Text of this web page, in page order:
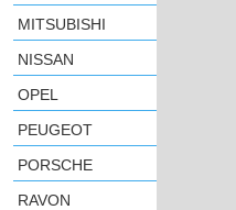
MITSUBISHI
NISSAN
OPEL
PEUGEOT
PORSCHE
RAVON